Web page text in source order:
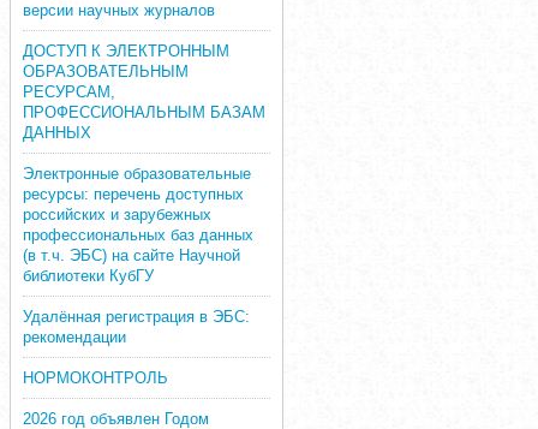
версии научных журналов
ДОСТУП К ЭЛЕКТРОННЫМ
ОБРАЗОВАТЕЛЬНЫМ
РЕСУРСАМ,
ПРОФЕССИОНАЛЬНЫМ БАЗАМ
ДАННЫХ
Электронные образовательные
ресурсы: перечень доступных
российских и зарубежных
профессиональных баз данных
(в т.ч. ЭБС) на сайте Научной
библиотеки КубГУ
Удалённая регистрация в ЭБС:
рекомендации
НОРМОКОНТРОЛЬ
2026 год объявлен Годом